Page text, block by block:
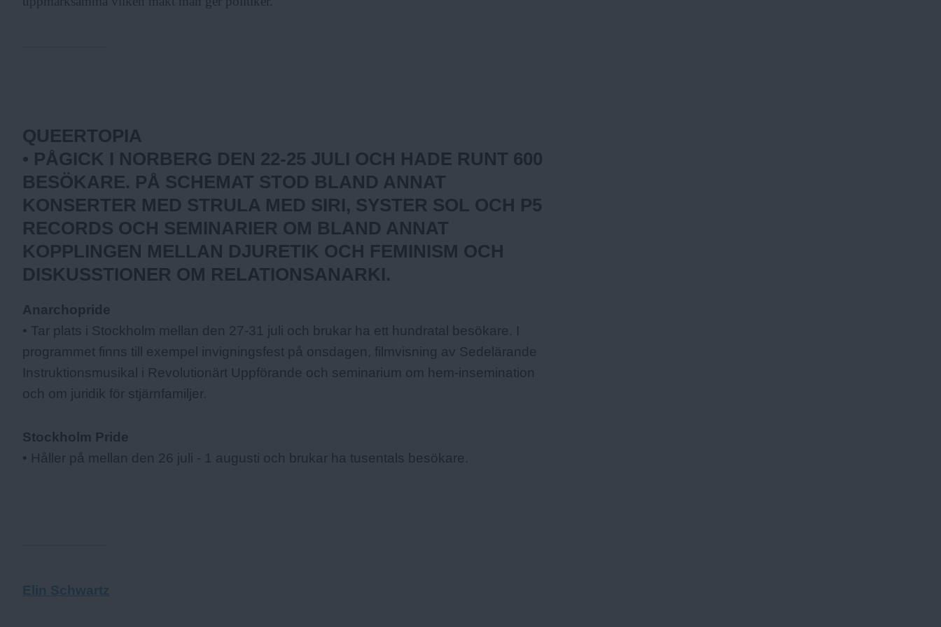
QUEERTOPIA
• PÅGICK I NORBERG DEN 22-25 JULI OCH HADE RUNT 600
BESÖKARE. PÅ SCHEMAT STOD BLAND ANNAT
KONSERTER MED STRULA MED SIRI, SYSTER SOL OCH P5
RECORDS OCH SEMINARIER OM BLAND ANNAT
KOPPLINGEN MELLAN DJURETIK OCH FEMINISM OCH
DISKUSSTIONER OM RELATIONSANARKI.
Anarchopride
• Tar plats i Stockholm mellan den 27-31 juli och brukar ha ett hundratal besökare. I
programmet finns till exempel invigningsfest på onsdagen, filmvisning av Sedelärande
Instruktionsmusikal i Revolutionärt Uppförande och seminarium om hem-insemination
och om juridik för stjärnfamiljer.
Stockholm Pride
• Håller på mellan den 26 juli - 1 augusti och brukar ha tusentals besökare.
Elin Schwartz